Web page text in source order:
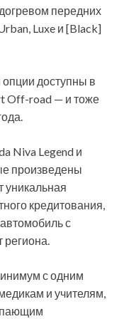
передних
Luxe и [Black]
доступны в
Off-road — и тоже
Niva Legend и
произведены
уникальная
кредитования,
с
региона.
с одним
и учителям,